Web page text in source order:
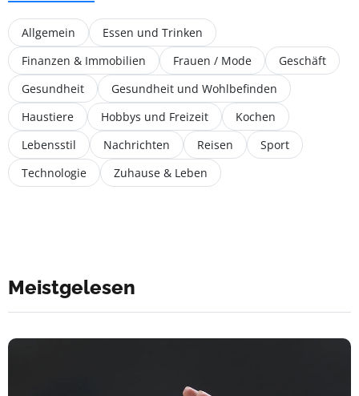
Allgemein
Essen und Trinken
Finanzen & Immobilien
Frauen / Mode
Geschäft
Gesundheit
Gesundheit und Wohlbefinden
Haustiere
Hobbys und Freizeit
Kochen
Lebensstil
Nachrichten Reisen
Sport
Technologie
Zuhause & Leben
Meistgelesen